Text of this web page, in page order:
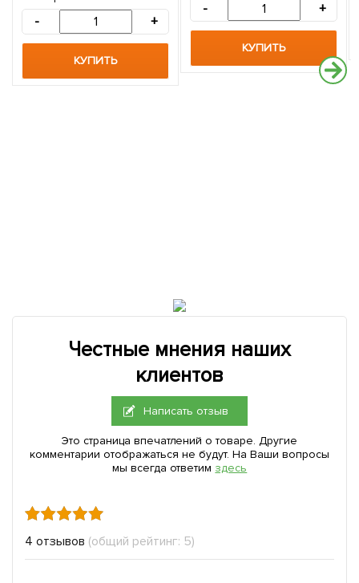
- +
КУПИТЬ
- +
КУПИТЬ
Честные мнения наших
клиентов
Написать отзыв
Это страница впечатлений о товаре. Другие
комментарии отображаться не будут. На Ваши вопросы
мы всегда ответим здесь
4 отзывов (общий рейтинг: 5)